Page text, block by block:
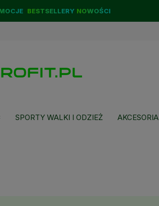
BESTSELLERY NOWOŚCI
SPORTY WALKI I ODZIEŻ AKCESORIA